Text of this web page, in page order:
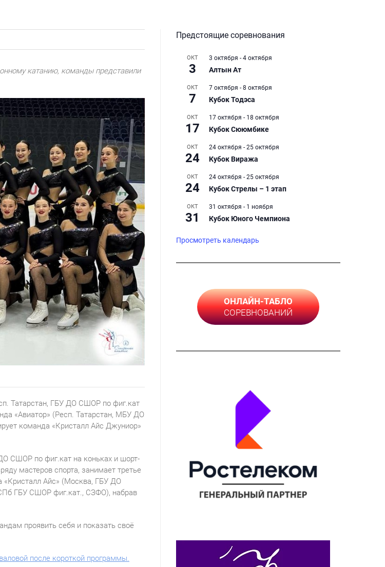
катанию, команды представили
Татарстан, ГБУ ДО СШОР по фиг.кат
«Авиатор» (Респ. Татарстан, МБУ ДО
команда «Кристалл Айс Джуниор»
СШОР по фиг.кат на коньках и шорт-
мастеров спорта, занимает третье
«Кристалл Айс» (Москва, ГБУ ДО
ГБУ СШОР фиг.кат., СЗФО), набрав
проявить себя и показать своё
после короткой программы.
Предстоящие соревнования
ОКТ
3
3 октября - 4 октября
Алтын Ат
ОКТ
7
7 октября - 8 октября
Кубок Тодэса
ОКТ
17
17 октября - 18 октября
Кубок Сююмбике
ОКТ
24
24 октября - 25 октября
Кубок Виража
ОКТ
24
24 октября - 25 октября
Кубок Стрелы – 1 этап
ОКТ
31
31 октября - 1 ноября
Кубок Юного Чемпиона
Просмотреть календарь
ОНЛАЙН-ТАБЛО
СОРЕВНОВАНИЙ